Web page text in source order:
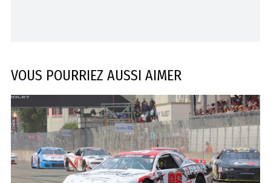
VOUS POURRIEZ AUSSI AIMER